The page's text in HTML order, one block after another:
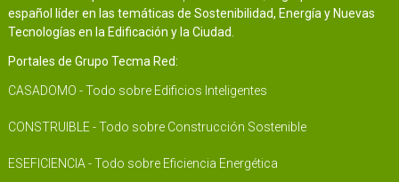
español líder en las temáticas de Sostenibilidad, Energía y Nuevas
Tecnologías en la Edificación y la Ciudad.
Portales de Grupo Tecma Red:
CASADOMO - Todo sobre Edificios Inteligentes
CONSTRUIBLE - Todo sobre Construcción Sostenible
ESEFICIENCIA - Todo sobre Eficiencia Energética